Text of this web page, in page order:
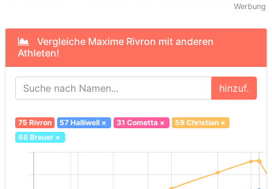
Werbung
Vergleiche Maxime Rivron mit anderen
Athleten!
hinzuf.
75 Rivron 57 Halliwell × 31 Cometta× 59 Christian×
68 Breuer×